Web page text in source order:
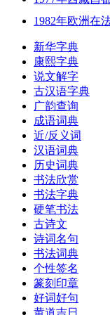
1982年欧洲在
新华字典
康熙字典
说文解字
古汉语字典
广韵查询
成语词典
近/反义词
汉语词典
历史词典
书法欣赏
书法字典
硬笔书法
古诗文
诗词名句
书法词典
个性签名
篆刻印章
好词好句